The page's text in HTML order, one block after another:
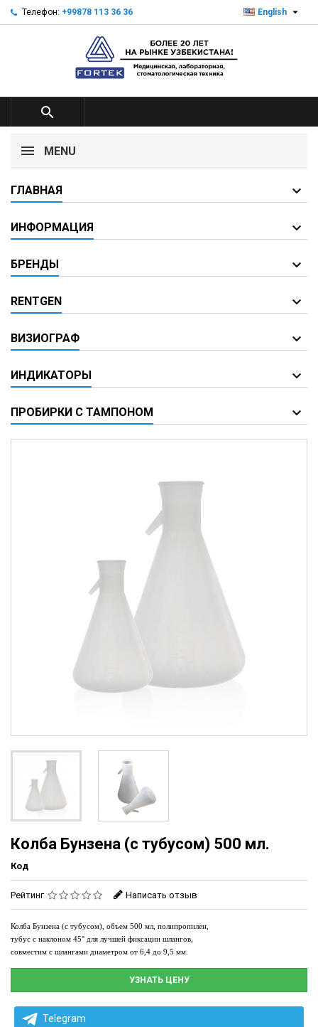
Телефон: +99878 113 36 36 English 

MENU
ГЛАВНАЯ
ИНФОРМАЦИЯ
БРЕНДЫ
RENTGEN
ВИЗИОГРАФ
ИНДИКАТОРЫ
ПРОБИРКИ С ТАМПОНОМ
Колба Бунзена (с тубусом) 500 мл.
Код
Рейтинг Написать отзыв
Колба Бунзена (с тубусом), объем 500 мл полипропилен,
тубус с наклоном 45° для лучшей фиксации шлангов,
совместим с шлангами диаметром от 6,4 до 9,5 мм.
УЗНАТЬ ЦЕНУ
Telegram